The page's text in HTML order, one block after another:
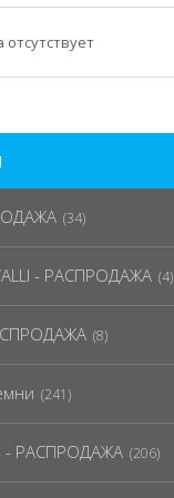
(34)
- РАСПРОДАЖА (4)
(8)
(241)
- РАСПРОДАЖА (206)